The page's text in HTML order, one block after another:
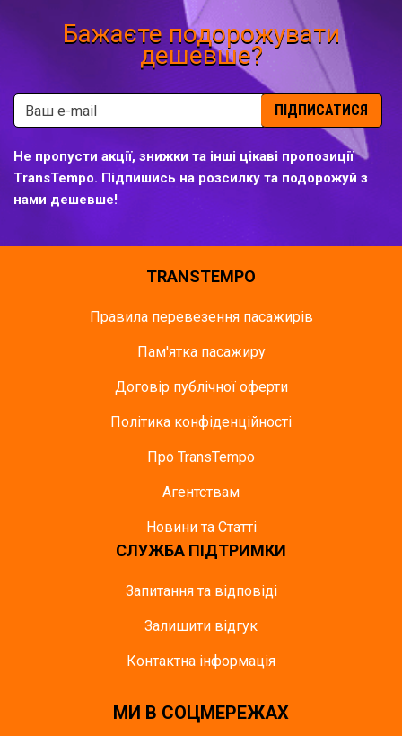
Бажаєте подорожувати
дешевше?
ПІДПИСАТИСЯ
Не пропусти акції, знижки та інші цікаві пропозиції
TransTempo. Підпишись на розсилку та подорожуй з
нами дешевше!
TRANSTEMPO
Правила перевезення пасажирів
Пам'ятка пасажиру
Договір публічної оферти
Політика конфіденційності
Про TransTempo
Агентствам
Новини та Статті
СЛУЖБА ПІДТРИМКИ
Запитання та відповіді
Залишити відгук
Контактна інформація
МИ В СОЦМЕРЕЖАХ